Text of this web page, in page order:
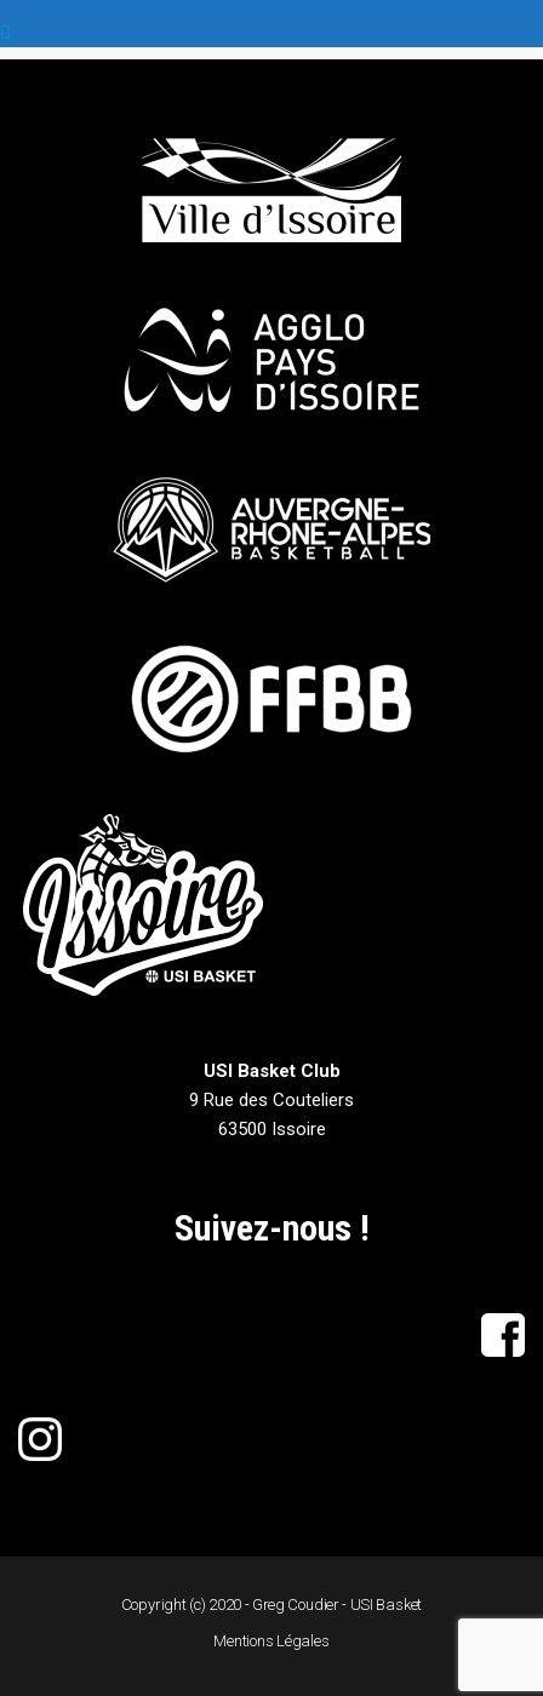
USI Basket Club
9 Rue des Couteliers
63500 Issoire
Suivez-nous !
Copyright (c) 2020 - Greg Coudier - USI Basket
Mentions Légales